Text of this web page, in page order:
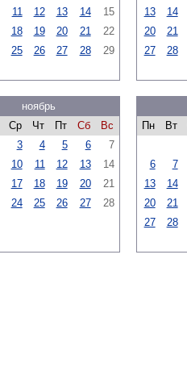
11 12 13 14
15
18 19 20 21
22
25 26 27 28
29
13
14
20
21
27
28
ноябрь
Ср Чт Пт Сб
Вс
3 4 5 6
7
10 11 12 13
14
17 18 19 20
21
24 25 26 27
28
Пн
Вт
6
7
13
14
20
21
27
28